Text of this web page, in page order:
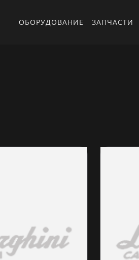
ОБОРУДОВАНИЕ ЗАПЧАСТИ